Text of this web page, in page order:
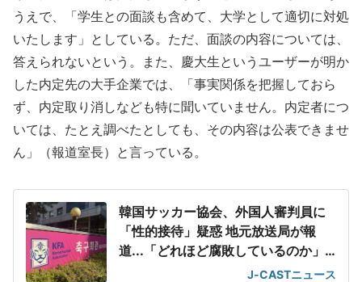
うえで、「学生との面談も含めて、大学として適切に対処
いたします」としている。ただ、面談の内容については、
答えられないという。また、慶大生というユーザーが明か
した内定先の大手企業では、「事実関係を把握しておら
ず、内定取り消しなども特に聞いていません。内定者につ
いては、たとえ調べたとしても、その内容は公表できませ
ん」（報道室長）と言っている。
韓国サッカー協会、外国人審判員に
「性的接待」疑惑 地元放送局が報
道...「どれほど腐敗しているのか」
J-CASTニュース